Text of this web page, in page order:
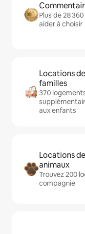
Plus de 28
aider à choisir
Locations
familles
370
aux enfants
Locations
animaux
Trouvez 200
compagnie